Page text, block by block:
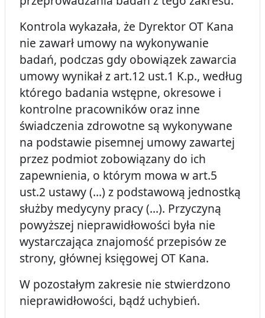
Kontrola wykazała, że Dyrektor OT Kana
nie zawarł umowy na wykonywanie
badań, podczas gdy obowiązek zawarcia
umowy wynikał z art.12 ust.1 K.p., według
którego badania wstępne, okresowe i
kontrolne pracowników oraz inne
świadczenia zdrowotne są wykonywane
na podstawie pisemnej umowy zawartej
przez podmiot zobowiązany do ich
zapewnienia, o którym mowa w art.5
ust.2 ustawy (...) z podstawową jednostką
służby medycyny pracy (...). Przyczyną
powyższej nieprawidłowości była nie
wystarczająca znajomość przepisów ze
strony, głównej księgowej OT Kana.
W pozostałym zakresie nie stwierdzono
nieprawidłowości, bądź uchybień.